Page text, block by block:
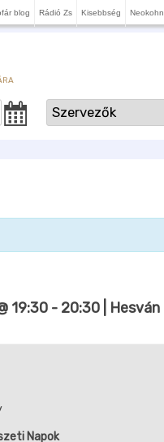
blog Rádió Zs Kisebbség Neokohn
19:30 - 20:30 |
Napok